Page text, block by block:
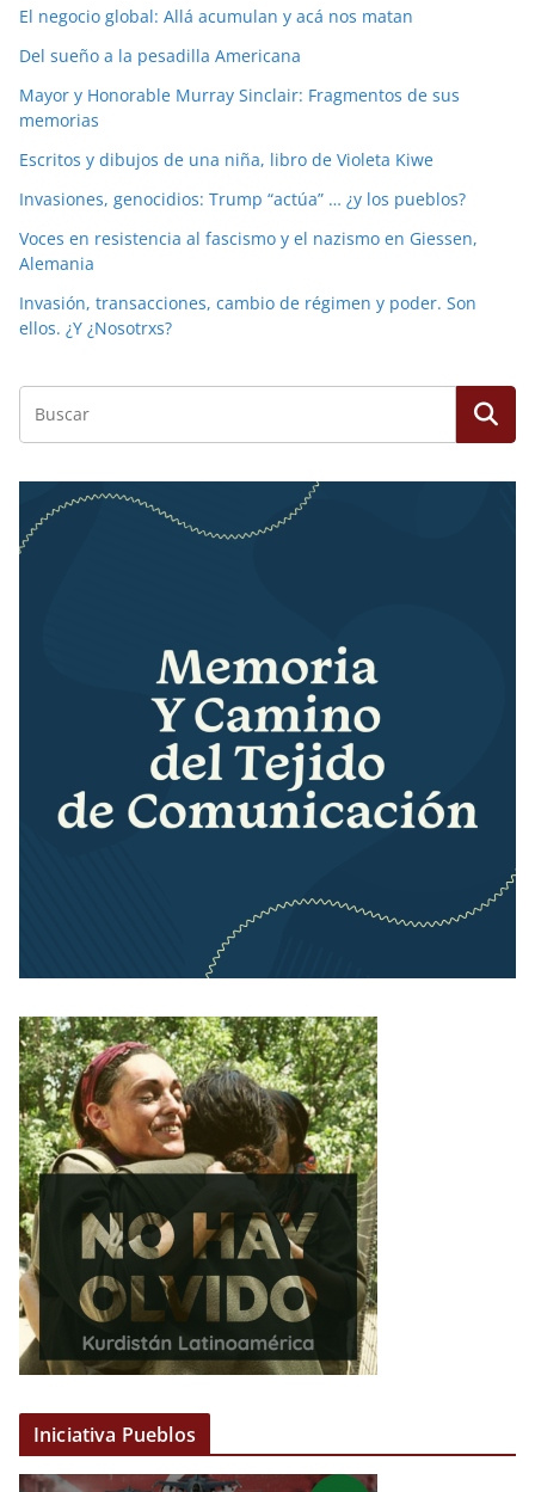
El negocio global: Allá acumulan y acá nos matan
Del sueño a la pesadilla Americana
Mayor y Honorable Murray Sinclair: Fragmentos de sus
memorias
Escritos y dibujos de una niña, libro de Violeta Kiwe
Invasiones, genocidios: Trump “actúa” … ¿y los pueblos?
Voces en resistencia al fascismo y el nazismo en Giessen,
Alemania
Invasión, transacciones, cambio de régimen y poder. Son
ellos. ¿Y ¿Nosotrxs?
Iniciativa Pueblos